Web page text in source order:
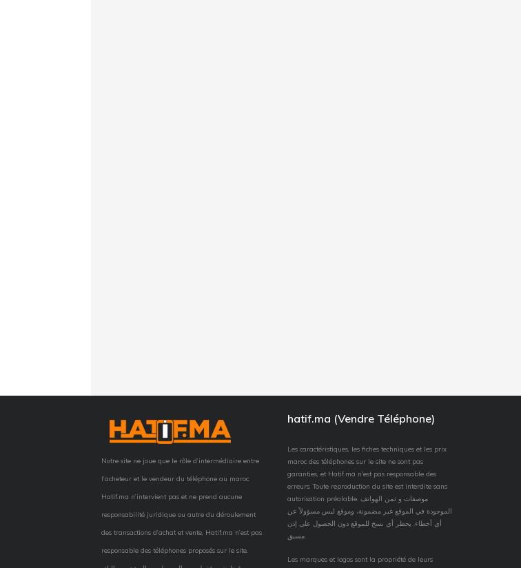
Notre site ne joue que le rôle d’intermédiaire entre
l’acheteur et le vendeur du téléphone au maroc.
Hatif.ma n’intervient pas et ne prend aucune
responsabilité juridique ou autre du déroulement
des transactions d’achat et vente, Hatif.ma n’est pas
responsable des téléphones proposés sur le site.
hatif.ma (Vendre Téléphone)
Les caractéristiques, les fiches techniques et les prix
maroc des téléphones sur le site ne sont pas
garanties, et Hatif.ma n'est pas responsable des
erreurs. Toute reproduction du site est interdite sans
autorisation préalable. موصفات و ثمن الهواتف
الموجودة في الموقع غير مضمونة، وموقع ليس مسؤولاً عن
أي أخطاء. يحظر أي نسخ للموقع دون الحصول على إذن
Les marques et logos sont la propriété de leurs